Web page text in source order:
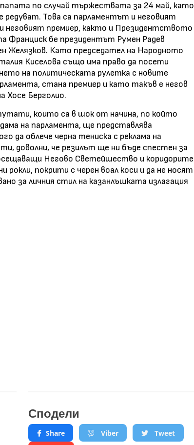
по случай тържествата за 24 май, като
редуват. Това са парламентът и неговият
неговият премиер, както и Президентството
Франциск бе президентът Румен Радев
Желязков. Като председател на Народното
Киселова също има право да посети
на политическата рулетка с новите
стана премиер и като такъв е негов
Хосе Берголио.
които са в шок от начина, по който
на парламента, ще представлява
да облече черна тениска с реклама на
доволни, че резилът ще ни бъде спестен за
Негово Светейшество и коридорите
рокли, покрити с черен воал коси и да не носят
за личния стил на казанлъшката излагация
Сподели
Share Viber
Tweet